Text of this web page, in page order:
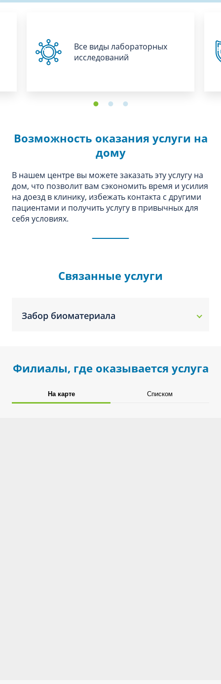
Все виды лабораторных
исследований
Возможность оказания услуги на
дому
В нашем центре вы можете заказать эту услугу на
дом, что позволит вам сэкономить время и усилия
на доезд в клинику, избежать контакта с другими
пациентами и получить услугу в привычных для
себя условиях.
Связанные услуги
Забор биоматериала
Филиалы, где оказывается услуга
На карте Списком